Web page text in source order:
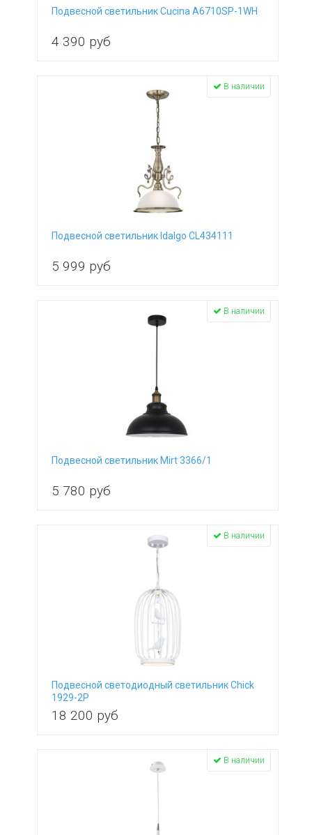
Подвесной светильник Cucina A6710SP-1WH
4 390 руб
Подвесной светильник Idalgo CL434111
5 999 руб
В наличии
Подвесной светильник Mirt 3366/1
5 780 руб
В наличии
Подвесной светодиодный светильник Chick
1929-2P
18 200 руб
В наличии
В наличии